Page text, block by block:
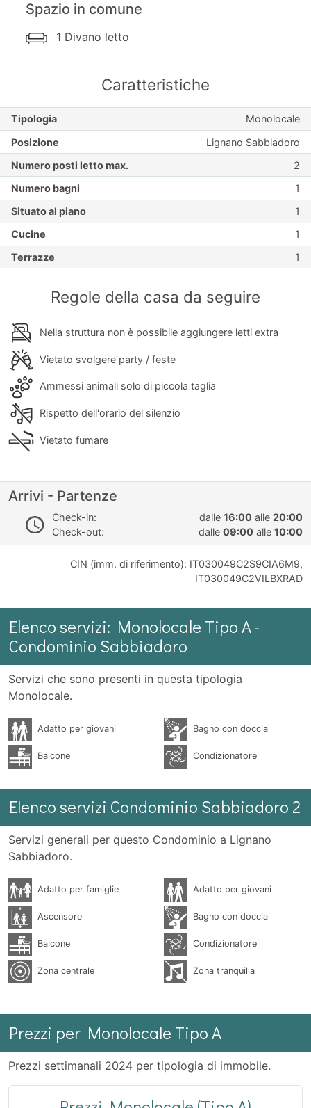
Spazio in comune
1 Divano letto
Caratteristiche
Tipologia
Monolocale
Posizione
Lignano Sabbiadoro
Numero posti letto max.
2
Numero bagni
1
Situato al piano
1
Cucine
1
Terrazze
1
Regole della casa da seguire
Nella struttura non è possibile aggiungere letti extra
Vietato svolgere party / feste
Ammessi animali solo di piccola taglia
Rispetto dell'orario del silenzio
Vietato fumare
Arrivi - Partenze
Check-in: dalle 16:00 alle 20:00
Check-out:
dalle 09:00 alle 10:00
CIN (imm. di riferimento): IT030049C2S9CIA6M9,
IT030049C2VILBXRAD
Elenco servizi: Monolocale Tipo A -
Condominio Sabbiadoro
Servizi che sono presenti in questa tipologia
Monolocale.
Adatto per giovani Bagno con doccia
Balcone Condizionatore
Elenco servizi Condominio Sabbiadoro 2
Servizi generali per questo Condominio a Lignano
Sabbiadoro.
Adatto per famiglie Adatto per giovani
Ascensore Bagno con doccia
Balcone Condizionatore
Zona centrale Zona tranquilla
Prezzi per Monolocale Tipo A
Prezzi settimanali 2024 per tipologia di immobile.